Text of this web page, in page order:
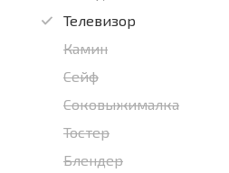
Телевизор
Камин
Сейф
Соковыжималка
Тостер
Блендер